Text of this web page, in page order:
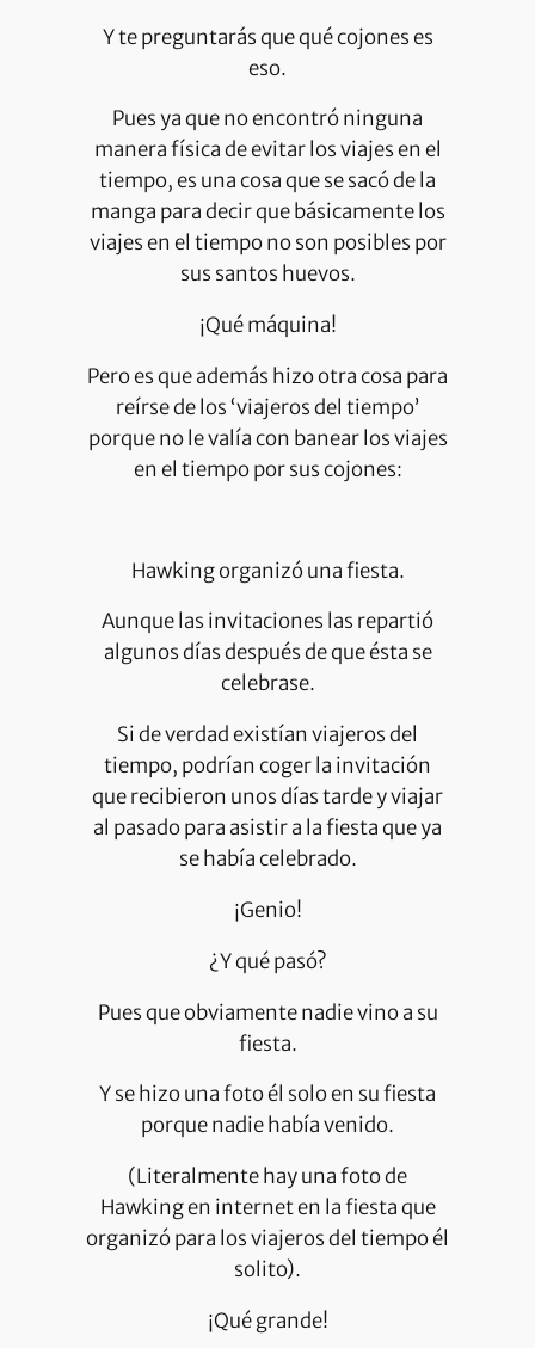
Y te preguntarás que qué cojones es
eso.
Pues ya que no encontró ninguna
manera física de evitar los viajes en el
tiempo, es una cosa que se sacó de la
manga para decir que básicamente los
viajes en el tiempo no son posibles por
sus santos huevos.
¡Qué máquina!
Pero es que además hizo otra cosa para
reírse de los ‘viajeros del tiempo’
porque no le valía con banear los viajes
en el tiempo por sus cojones:
Hawking organizó una fiesta.
Aunque las invitaciones las repartió
algunos días después de que ésta se
celebrase.
Si de verdad existían viajeros del
tiempo, podrían coger la invitación
que recibieron unos días tarde y viajar
al pasado para asistir a la fiesta que ya
se había celebrado.
¡Genio!
¿Y qué pasó?
Pues que obviamente nadie vino a su
fiesta.
Y se hizo una foto él solo en su fiesta
porque nadie había venido.
(Literalmente hay una foto de
Hawking en internet en la fiesta que
organizó para los viajeros del tiempo él
solito).
¡Qué grande!